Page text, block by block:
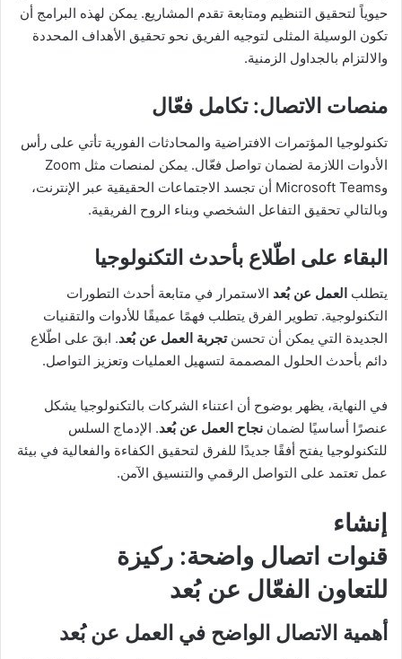
حيوياً لتحقيق التنظيم ومتابعة تقدم المشاريع. يمكن لهذه البرامج أن
تكون الوسيلة المثلى لتوجيه الفريق نحو تحقيق الأهداف المحددة
والالتزام بالجداول الزمنية.
منصات الاتصال: تكامل فعّال
تكنولوجيا المؤتمرات الافتراضية والمحادثات الفورية تأتي على رأس
الأدوات اللازمة لضمان تواصل فعّال. يمكن لمنصات مثل Zoom
وMicrosoft Teams أن تجسد الاجتماعات الحقيقية عبر الإنترنت،
وبالتالي تحقيق التفاعل الشخصي وبناء الروح الفريقية.
البقاء على اطّلاع بأحدث التكنولوجيا
يتطلب العمل عن بُعد الاستمرار في متابعة أحدث التطورات
التكنولوجية. تطوير الفرق يتطلب فهمًا عميقًا للأدوات والتقنيات
الجديدة التي يمكن أن تحسنتجربة العمل عن بُعد. ابقَ على اطّلاع
دائم بأحدث الحلول المصممة لتسهيل العمليات وتعزيز التواصل.
في النهاية، يظهر بوضوح أن اعتناء الشركات بالتكنولوجيا يشكل
عنصرًا أساسيًا لضمان نجاح العمل عن بُعد. الإدماج السلس
للتكنولوجيا يفتح أفقًا جديدًا للفرق لتحقيق الكفاءة والفعالية في بيئة
عمل تعتمد على التواصل الرقمي والتنسيق الآمن.
إنشاء
قنوات اتصال واضحة: ركيزة
للتعاون الفعّال عن بُعد
أهمية الاتصال الواضح في العمل عن بُعد